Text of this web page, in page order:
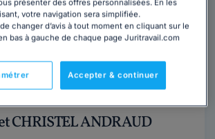
CHRISTEL ANDRAUD
présenter des offres personnalisées. En les
votre navigation sera simplifiée.
changer d’avis à tout moment en cliquant sur le
bas à gauche de chaque page Juritravail.com
Accepter & continuer